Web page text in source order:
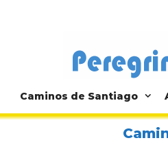
Caminos de Santiago